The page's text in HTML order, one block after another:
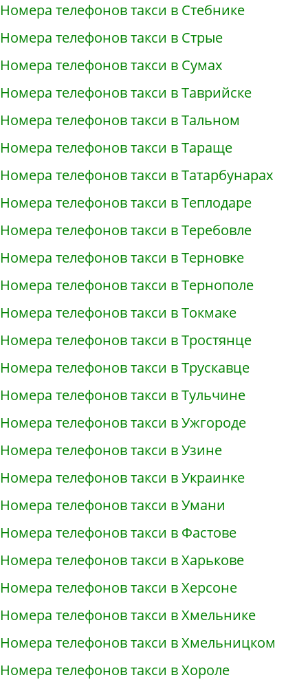
Номера телефонов такси в Стебнике
Номера телефонов такси в Стрые
Номера телефонов такси в Сумах
Номера телефонов такси в Таврийске
Номера телефонов такси в Тальном
Номера телефонов такси в Тараще
Номера телефонов такси в Татарбунарах
Номера телефонов такси в Теплодаре
Номера телефонов такси в Теребовле
Номера телефонов такси в Терновке
Номера телефонов такси в Тернополе
Номера телефонов такси в Токмаке
Номера телефонов такси в Тростянце
Номера телефонов такси в Трускавце
Номера телефонов такси в Тульчине
Номера телефонов такси в Ужгороде
Номера телефонов такси в Узине
Номера телефонов такси в Украинке
Номера телефонов такси в Умани
Номера телефонов такси в Фастове
Номера телефонов такси в Харькове
Номера телефонов такси в Херсоне
Номера телефонов такси в Хмельнике
Номера телефонов такси в Хмельницком
Номера телефонов такси в Хороле